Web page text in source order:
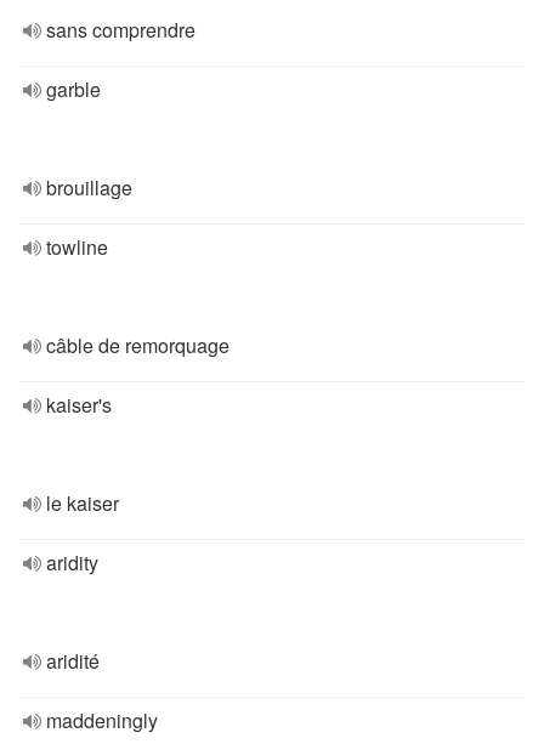
sans comprendre
garble
brouillage
towline
câble de remorquage
kaiser's
le kaiser
aridity
aridité
maddeningly